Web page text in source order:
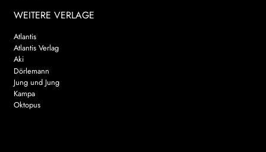
WEITERE VERLAGE
Atlantis
Atlantis Verlag
Aki
Dörlemann
Jung und Jung
Kampa
Oktopus